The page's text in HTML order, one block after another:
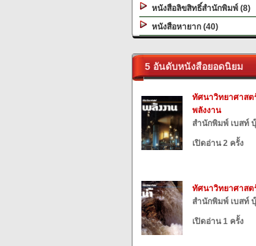
หนังสือลิขสิทธิ์สำนักพิมพ์ (8)
หนังสือหายาก (40)
5 อันดับหนังสือยอดนิยม
ทัศนาวิทยาศาสต
พลังงาน
สำนักพิมพ์ เบสท์
เปิดอ่าน 2 ครั้ง
ทัศนาวิทยาศาสต
สำนักพิมพ์ เบสท์
เปิดอ่าน 1 ครั้ง